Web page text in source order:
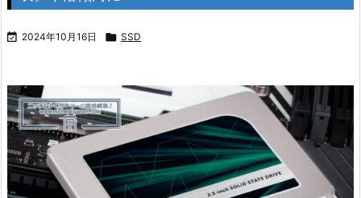
 2024年10月16日  SSD